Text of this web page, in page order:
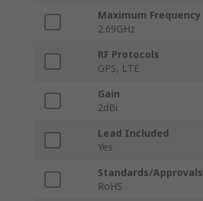
Maximum Frequency
2.69GHz
RF Protocols
GPS, LTE
Gain
2dBi
Lead Included
Yes
Standards/Approvals
RoHS